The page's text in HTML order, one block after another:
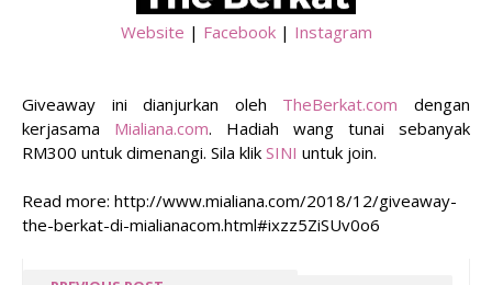
Website | Facebook| Instagram
Giveaway ini dianjurkan oleh TheBerkat.com dengan
kerjasama Mialiana.com. Hadiah wang tunai sebanyak
RM300 untuk dimenangi. Sila klik SINI untuk join.
Read more: http://www.mialiana.com/2018/12/giveaway-
the-berkat-di-mialianacom.html#ixzz5ZiSUv0o6